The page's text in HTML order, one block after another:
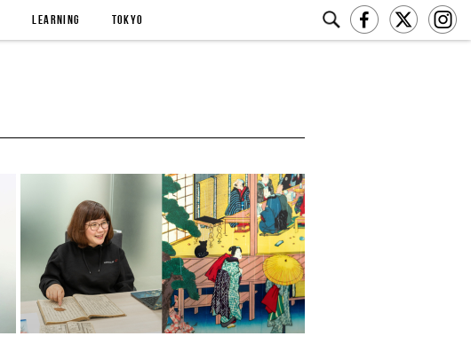
LEARNING TOKYO